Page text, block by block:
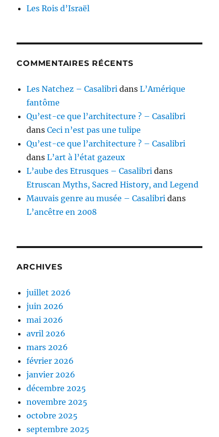
Les Rois d’Israël
COMMENTAIRES RÉCENTS
Les Natchez – Casalibri dansL’Amérique
fantôme
Qu’est-ce que l’architecture ? – Casalibri
dansCeci n’est pas une tulipe
Qu’est-ce que l’architecture ? – Casalibri
dansL’art à l’état gazeux
L’aube des Etrusques – Casalibri dans
Etruscan Myths, Sacred History, and Legend
Mauvais genre au musée – Casalibri dans
L’ancêtre en 2008
ARCHIVES
juillet 2026
juin 2026
mai 2026
avril 2026
mars 2026
février 2026
janvier 2026
décembre 2025
novembre 2025
octobre 2025
septembre 2025